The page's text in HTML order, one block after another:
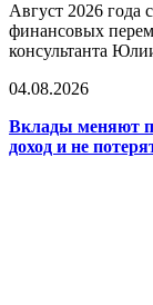
Август 2026 года
финансовых
консультанта
04.08.2026
Вклады меняют
доход и не